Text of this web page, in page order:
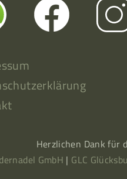
Herzlichen Dank für
GmbH | GLC